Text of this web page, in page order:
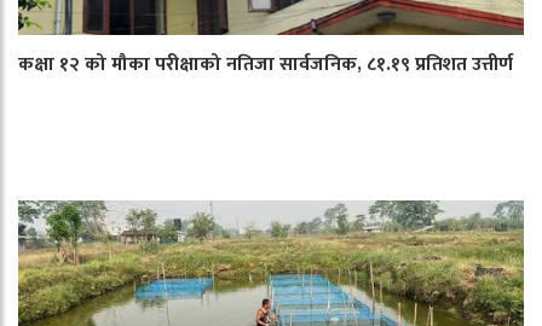
कक्षा १२ को मौका परीक्षाको नतिजा सार्वजनिक, ८१.१९ प्रतिशत उत्तीर्ण